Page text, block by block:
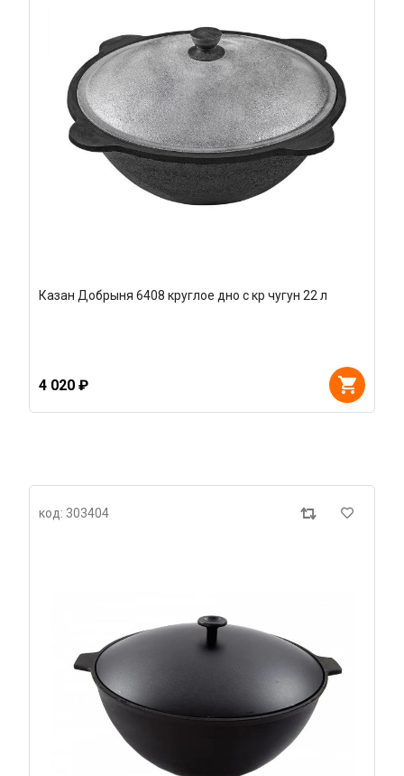
Казан Добрыня 6408 круглое дно с кр чугун 22 л
4 020 ₽
код: 303404